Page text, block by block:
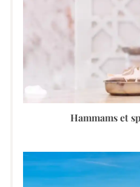
Hammams et